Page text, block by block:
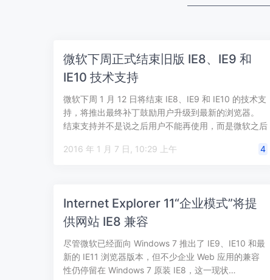
微软下周正式结束旧版 IE8、IE9 和
IE10 技术支持
微软下周 1 月 12 日将结束 IE8、IE9 和 IE10 的技术支
持，将推出最终补丁鼓励用户升级到最新的浏览器。
结束支持并不是说之后用户不能再使用，而是微软之后
2016 年 1 月 7 日, 10:29 上午
4
Internet Explorer 11“企业模式”将提
供网站 IE8 兼容
尽管微软已经面向 Windows 7 推出了 IE9、IE10 和最
新的 IE11 浏览器版本，但不少企业 Web 应用的兼容
性仍停留在 Windows 7 原装 IE8，这一现状…